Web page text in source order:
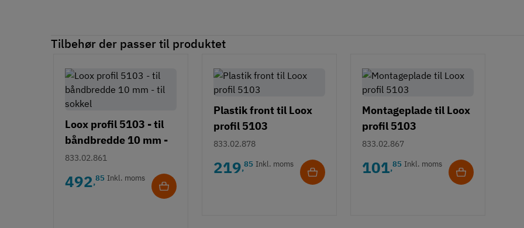
Tilbehør der passer til produktet
Loox profil 5103 - til
båndbredde 10 mm -
til sokkel
833.02.861
492,85 Inkl. moms
Plastik front til Loox
profil 5103
833.02.878
219,85 Inkl. moms
Montageplade til Loox
profil 5103
833.02.867
101,85 Inkl. moms